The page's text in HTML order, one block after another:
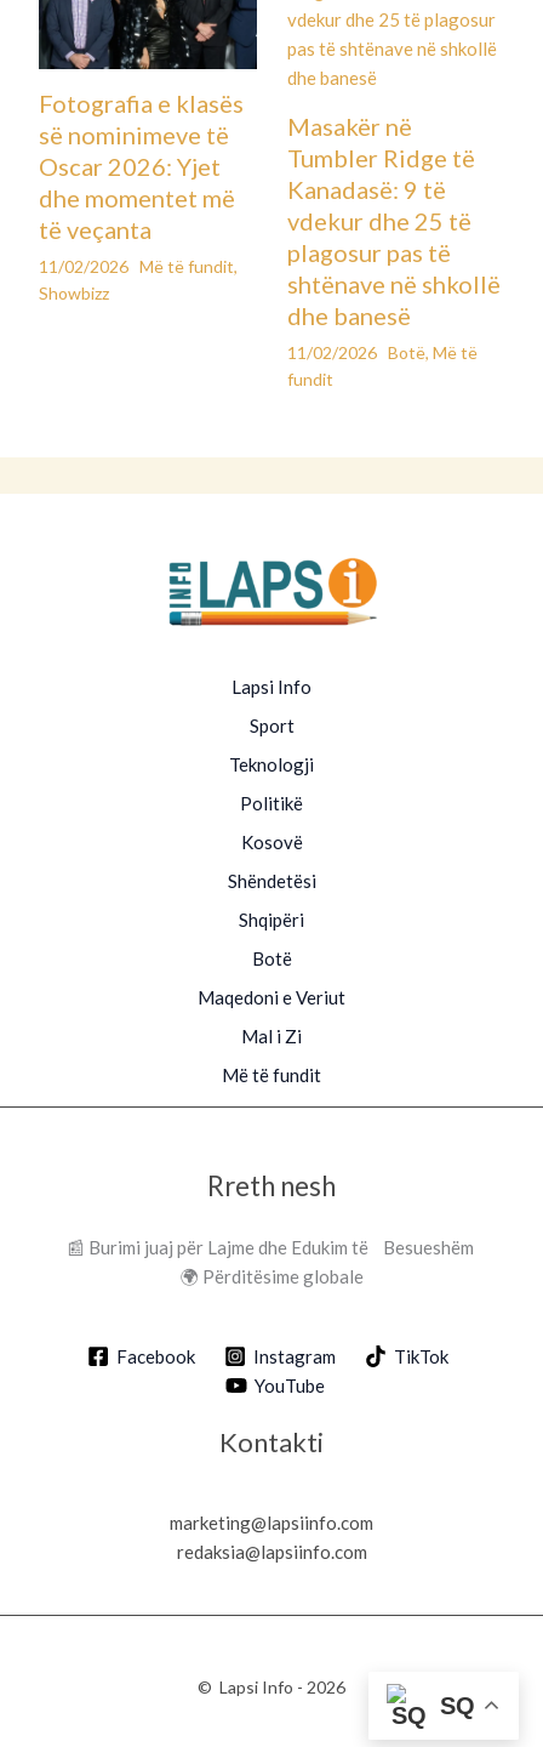
Fotografia e klasës
së nominimeve të
Oscar 2026: Yjet
dhe momentet më
të veçanta
11/02/2026 Më të fundit,
Showbizz
Masakër në
Tumbler Ridge të
Kanadasë: 9 të
vdekur dhe 25 të
plagosur pas të
shtënave në shkollë
dhe banesë
11/02/2026 Botë, Më të
fundit
Lapsi Info
Sport
Teknologji
Politikë
Kosovë
Shëndetësi
Shqipëri
Botë
Maqedoni e Veriut
Mal i Zi
Më të fundit
Rreth nesh
📰 Burimi juaj për Lajme dhe Edukim të Besueshëm
🌍 Përditësime globale
Facebook Instagram
TikTok
YouTube
Kontakti
marketing@lapsiinfo.com
redaksia@lapsiinfo.com
© Lapsi Info - 2026
SQ